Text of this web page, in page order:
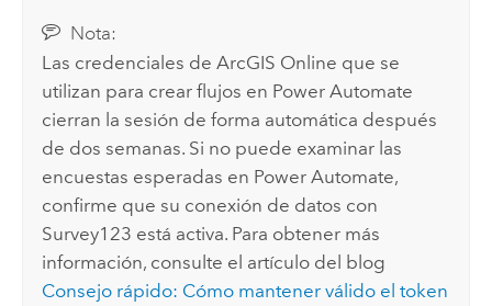
Nota:
Las credenciales deArcGIS Online que se
utilizan para crear flujos en Power Automate
cierran la sesión de forma automática después
de dos semanas. Si no puede examinar las
encuestas esperadas en Power Automate,
confirme que su conexión de datos con
Survey123 está activa. Para obtener más
información, consulte el artículo del blog
Consejo rápido: Cómo mantener válido el token